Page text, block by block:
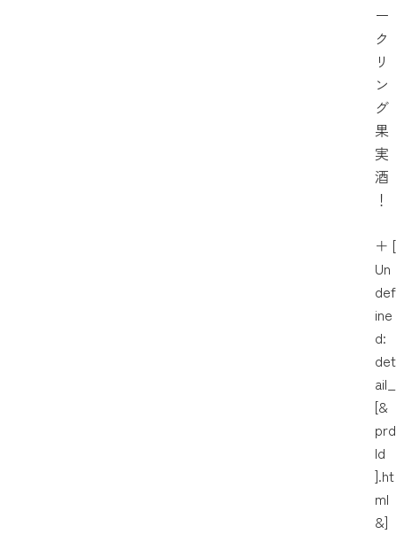
ー
ク
リ
ン
グ
果
実
酒
！
＋ [
Un
def
ine
d:
det
ail_
[&
prd
Id
].ht
ml
&]